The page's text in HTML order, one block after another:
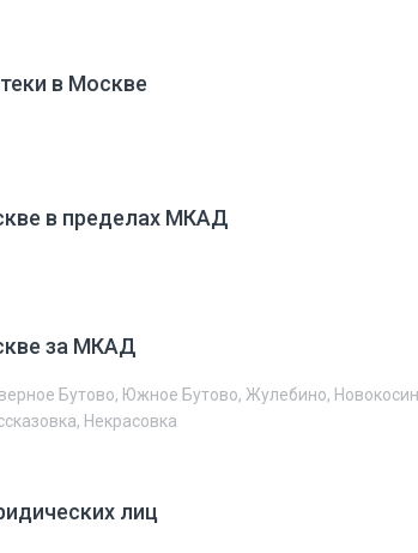
в Москве
в пределах МКАД
за МКАД
Бутово, Южное Бутово, Жулебино,
Некрасовка
лиц